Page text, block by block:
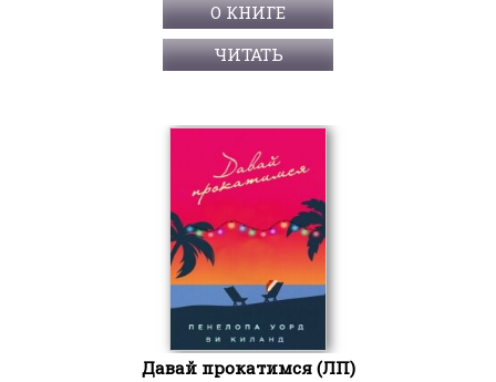
О КНИГЕ
ЧИТАТЬ
Давай прокатимся (ЛП)